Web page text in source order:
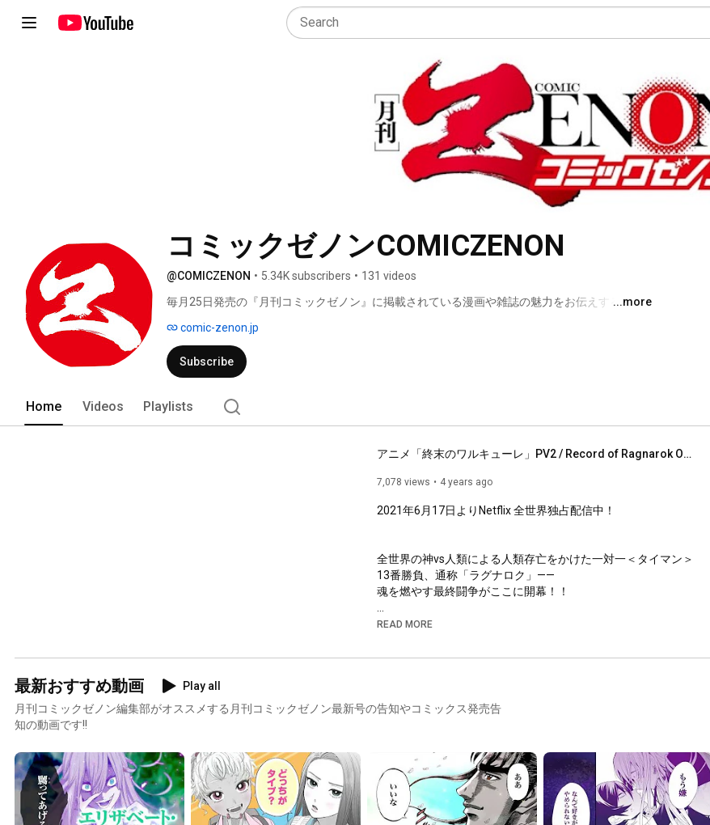
コミックゼノンCOMICZENON
@COMICZENON • 5.34K subscribers • 131 videos
毎月25日発売の『月刊コミックゼノン』に掲載されている漫画や雑誌の魅力をお伝えする公式
...more
comic-zenon.jp
Subscribe
Home Videos Playlists
アニメ「終末のワルキューレ」PV2 / Record of Ragnarok Official Trailer 2
7,078 views 4 years ago
2021年6月17日よりNetflix 全世界独占配信中！
全世界の神vs人類による人類存亡をかけた一対一＜タイマン＞
13番勝負、通称「ラグナロク」——
魂を燃やす最終闘争がここに開幕！！
●STAFF
[作画]アジチカ　[原作]梅村真也　[構成]フクイタクミ
シリーズ構成：筆安一幸
色彩設計：内林裕美
美術監督：山口忍
3D監督：竹山諒一
撮影監督：増元由紀大
編集：丹彩子
READ MORE
最新おすすめ動画
Play all
月刊コミックゼノン編集部がオススメする月刊コミックゼノン最新号の告知やコミックス発売告
知の動画です!!